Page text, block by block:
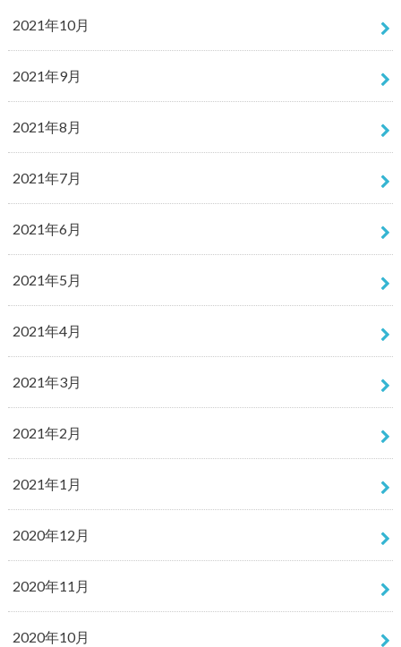
2021年10月
2021年9月
2021年8月
2021年7月
2021年6月
2021年5月
2021年4月
2021年3月
2021年2月
2021年1月
2020年12月
2020年11月
2020年10月